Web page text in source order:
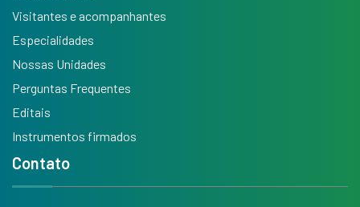
Visitantes e acompanhantes
Especialidades
Nossas Unidades
Perguntas Frequentes
Editais
Instrumentos firmados
Contato